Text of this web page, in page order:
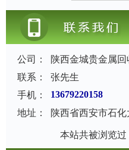
公司：
陕西金城贵金属回
联系：
张先生
手机：
13679220158
地址：
陕西省西安市石
本站共被浏览